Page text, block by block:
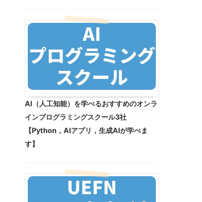
AI（人工知能）を学べるおすすめのオンラ
インプログラミングスクール3社
【Python，AIアプリ，生成AIが学べま
す】